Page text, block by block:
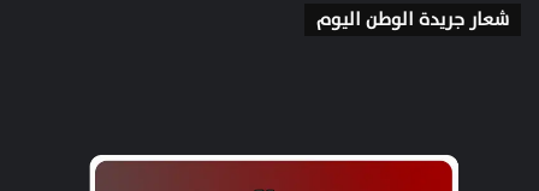
شعار جريدة الوطن اليوم